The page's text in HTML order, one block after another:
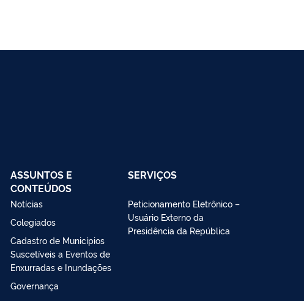
ASSUNTOS E
CONTEÚDOS
Notícias
Colegiados
Cadastro de Municípios
Suscetíveis a Eventos de
Enxurradas e Inundações
Governança
SERVIÇOS
Peticionamento Eletrônico –
Usuário Externo da
Presidência da República